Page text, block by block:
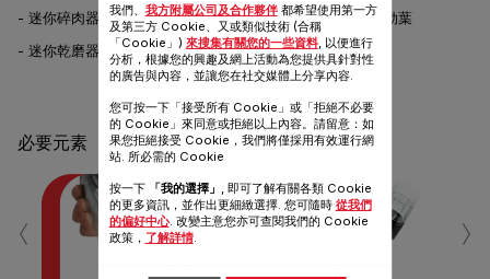
- 迷你碎肉器可切碎所有新鮮的水果或香草，例如薄荷或羅勒葉
- 迷你乾磨器可磨碎您的咖啡豆或果仁，發掘更多新食譜!
必要元素
‹ ›
我們、 我方附屬公司及合作夥伴都希望使用第一方
及第三方 Cookie、又或類似技術 (合稱
「Cookie」) 來搜集有關您的一些資料, 以便進行
分析，根據您的興趣及網上活動為您提供具針對性
的廣告與內容，並讓您在社交媒體上分享內容.
您可按一下「接受所有 Cookie」或「拒絕不必要
的 Cookie」來同意或拒絕以上內容。請留意：如
果您拒絕接受 Cookie，我們將僅採用有效運行網
站. 所必需的 Cookie
按一下 「我的選擇」
, 即可了解有關各類 Cookie
的更多資訊，並作出更細緻選擇. 您可隨時 從我們
的偏好中心. 改變主意您亦可查閱我們的 Cookie
政策， 了解詳情.